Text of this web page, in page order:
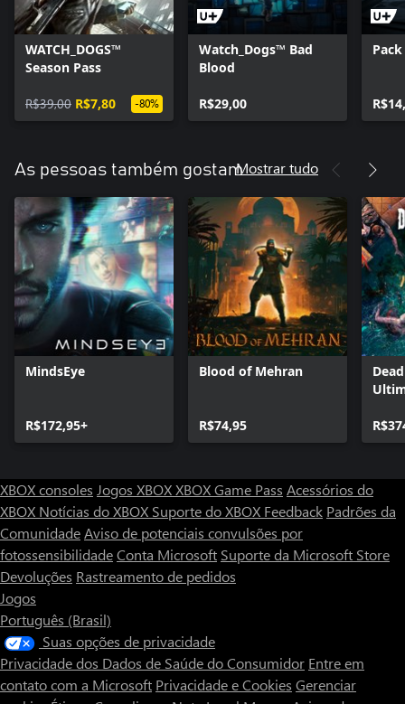
WATCH_DOGS™
Season Pass
R$39,00 R$7,80 -80%
Watch_Dogs™ Bad
Blood
R$29,00
As pessoas também gostamMostrar tudo
MindsEye
R$172,95+
Blood of Mehran
R$74,95
XBOX consoles Jogos XBOXXBOX Game Pass Acessórios do
XBOX Notícias do XBOX Suporte do XBOX Feedback Padrões da
ComunidadeAviso de potenciais convulsões por
fotossensibilidadeConta Microsoft Suporte da Microsoft Store
Devoluções Rastreamento de pedidos
Jogos
Português (Brasil)
Suas opções de privacidade
Privacidade dos Dados de Saúde do Consumidor Entre em
contato com a Microsoft Privacidade e Cookies Gerenciar